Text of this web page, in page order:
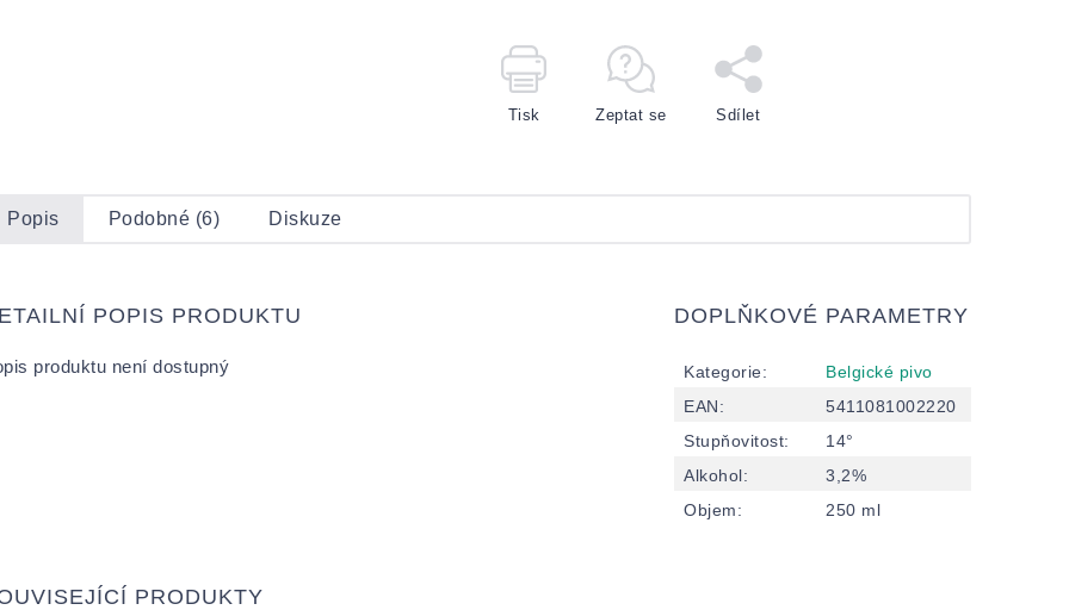
Tisk Zeptat se Sdílet
Popis Podobné (6) Diskuze
POPIS PRODUKTU
produktu není dostupný
DOPLŇKOVÉ PARAMETRY
Kategorie:
Belgické pivo
EAN:
5411081002220
Stupňovitost:
14°
Alkohol:
3,2%
Objem: 250 ml
PRODUKTY